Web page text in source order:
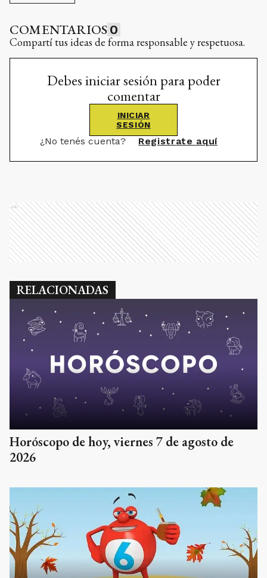
COMENTARIOS 0
Compartí tus ideas de forma responsable y respetuosa.
Debes iniciar sesión para poder
comentar
INICIAR
SESIÓN
¿No tenés cuenta? Registrate aquí
Ads
RELACIONADAS
Horóscopo de hoy, viernes 7 de agosto de
2026